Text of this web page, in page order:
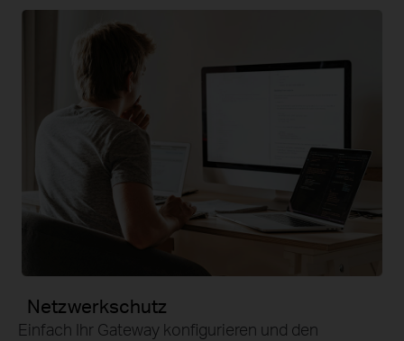
Netzwerkschutz
Einfach Ihr Gateway konfigurieren und den